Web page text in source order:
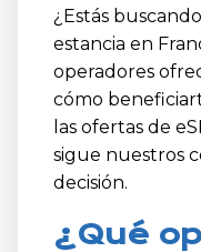
¿Estás
estancia en
operadores
cómo
las ofertas de
sigue nuestros
decisión.
¿Qué